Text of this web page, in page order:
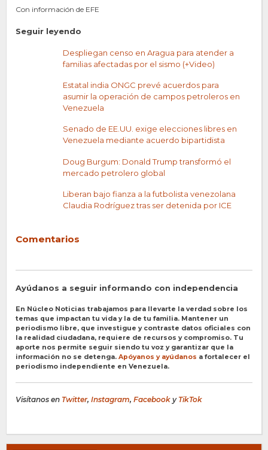
Con información de EFE
Seguir leyendo
Despliegan censo en Aragua para atender a
familias afectadas por el sismo (+Video)
Estatal india ONGC prevé acuerdos para
asumir la operación de campos petroleros en
Venezuela
Senado de EE.UU. exige elecciones libres en
Venezuela mediante acuerdo bipartidista
Doug Burgum: Donald Trump transformó el
mercado petrolero global
Liberan bajo fianza a la futbolista venezolana
Claudia Rodríguez tras ser detenida por ICE
Comentarios
Ayúdanos a seguir informando con independencia
En Núcleo Noticias trabajamos para llevarte la verdad sobre los
temas que impactan tu vida y la de tu familia. Mantener un
periodismo libre, que investigue y contraste datos oficiales con
la realidad ciudadana, requiere de recursos y compromiso. Tu
aporte nos permite seguir siendo tu voz y garantizar que la
información no se detenga. Apóyanos y ayúdanos a fortalecer el
periodismo independiente en Venezuela.
Visítanos en Twitter, Instagram, Facebook y TikTok